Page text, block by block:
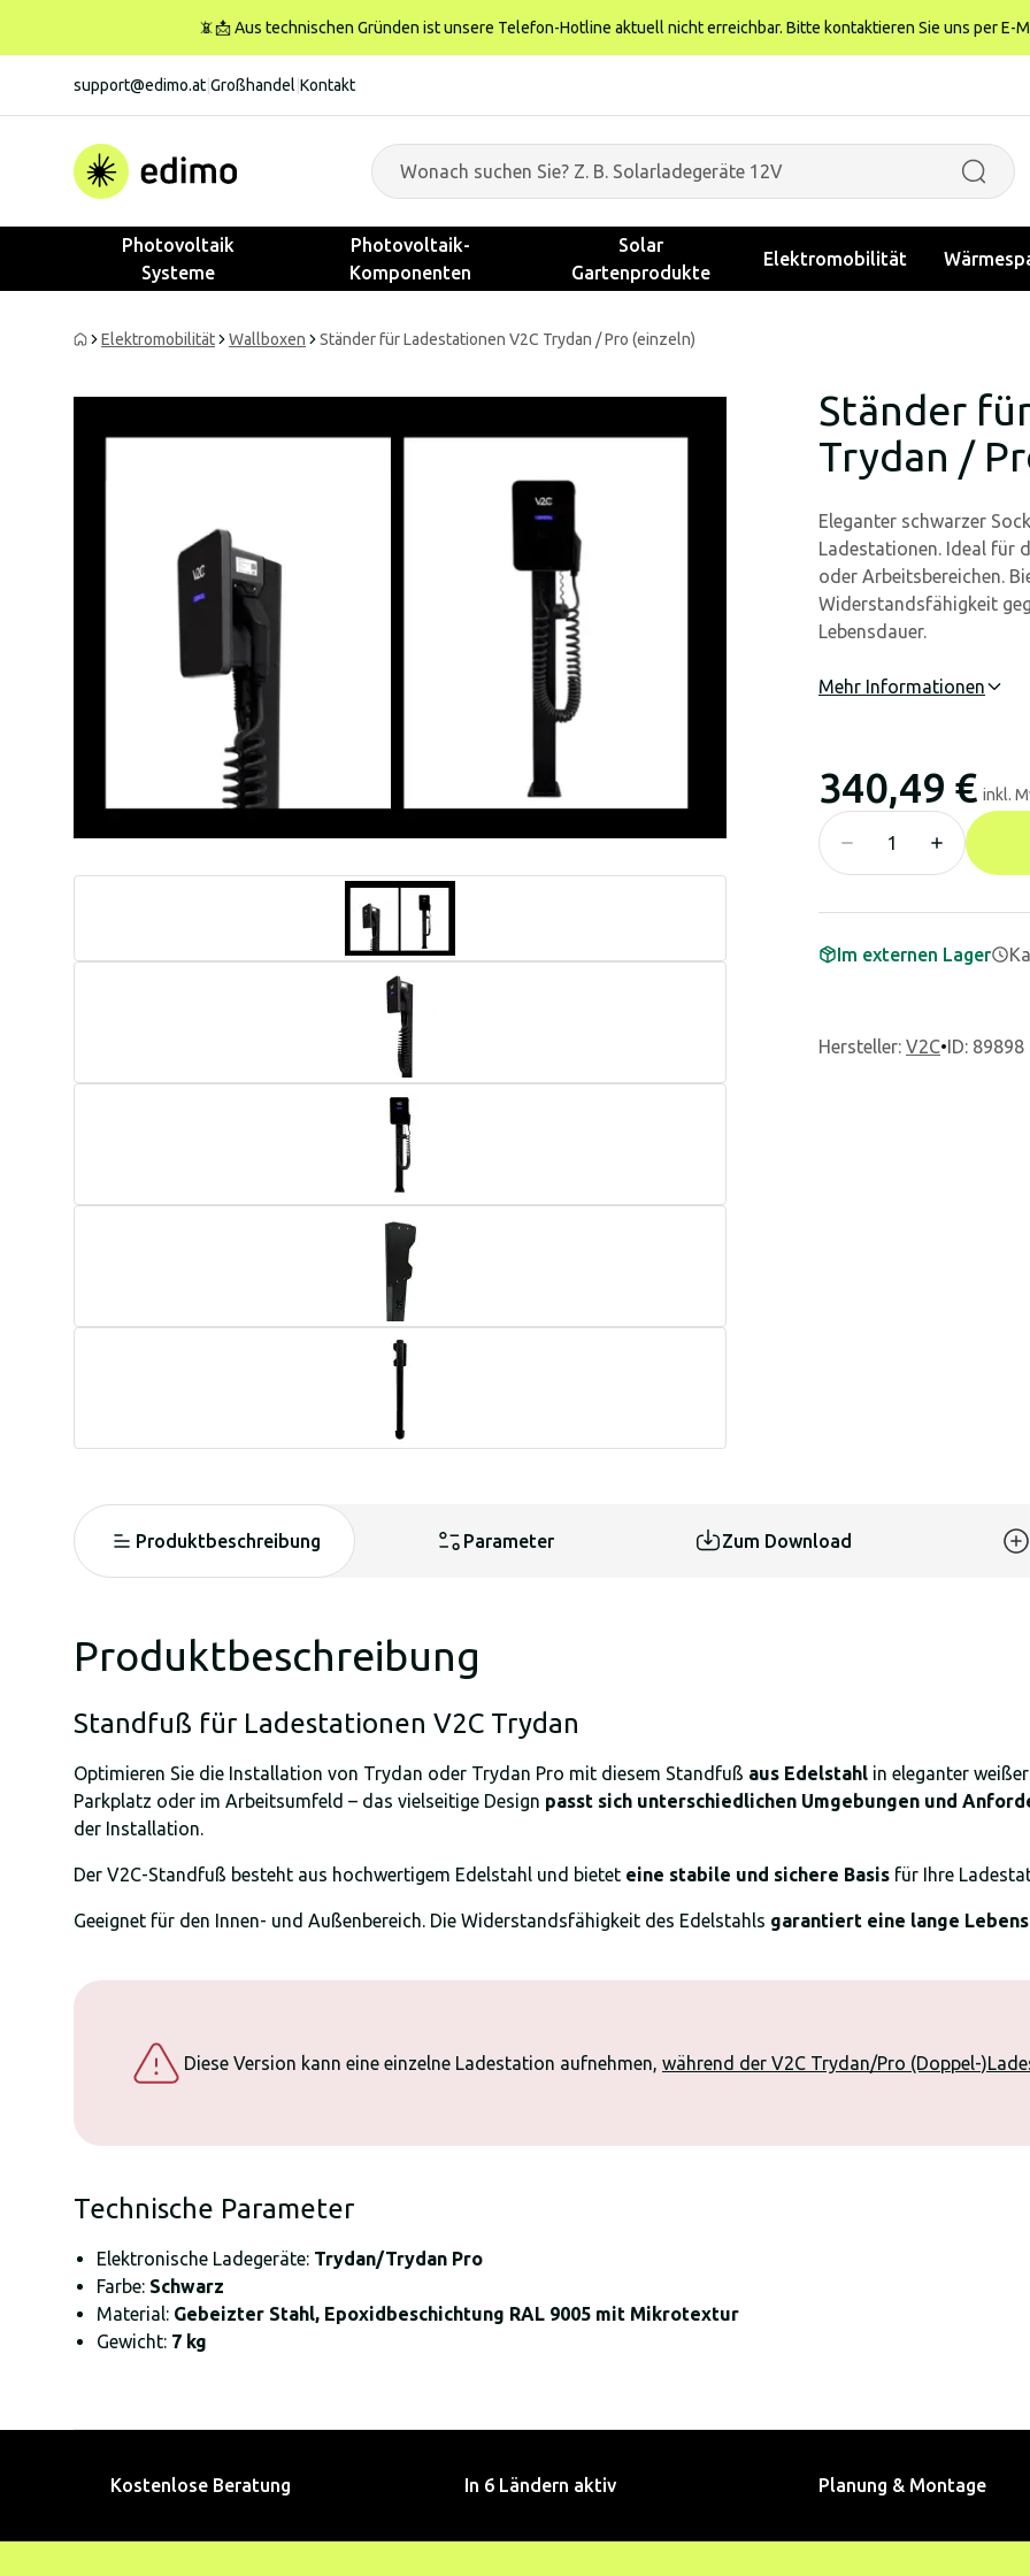
📵📩 Aus technischen Gründen ist unsere Telefon-Hotline aktuell nicht erreichbar. Bitte kontaktieren Sie uns per E-
support@edimo.at Großhandel Kontakt
Photovoltaik
Systeme
Photovoltaik-
Komponenten
Solar
Gartenprodukte
Elektromobilität
Elektromobilität Wallboxen Ständer für Ladestationen V2C Trydan / Pro (einzeln)
Ständer
Trydan /
Eleganter schwarzer
Ladestationen. Ideal für
oder Arbeitsbereichen.
Widerstandsfähigkeit
Lebensdauer.
Mehr Informationen
340,49 € inkl.
Im externen Lager
Hersteller: V2C•ID: 89898
Produktbeschreibung Parameter Zum Download
Produktbeschreibung
Standfuß für Ladestationen V2C Trydan
Optimieren Sie die Installation von Trydan oder Trydan Pro mit diesem Standfuß aus Edelstahl in eleganter
Parkplatz oder im Arbeitsumfeld – das vielseitige Design passt sich unterschiedlichen Umgebungen und
der Installation.
Der V2C-Standfuß besteht aus hochwertigem Edelstahl und bietet eine stabile und sichere Basis für Ihre
Geeignet für den Innen- und Außenbereich. Die Widerstandsfähigkeit des Edelstahls garantiert eine lange
Diese Version kann eine einzelne Ladestation aufnehmen, während der V2C Trydan/Pro (Doppel-
Technische Parameter
Elektronische Ladegeräte: Trydan/Trydan Pro
Farbe: Schwarz
Material: Gebeizter Stahl, Epoxidbeschichtung RAL 9005 mit Mikrotextur
Gewicht: 7 kg
Kostenlose Beratung In 6 Ländern aktiv Planung & Montage